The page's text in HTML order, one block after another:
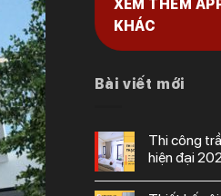
XEM THÊM
KHÁC
Bài viết mới
thi công trần thạch cao đẹp
hiện đại